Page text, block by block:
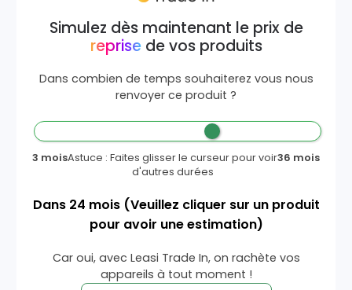
Simulez dès maintenant le prix de
reprisede vos produits
Dans combien de temps souhaiterez vous nous
renvoyer ce produit ?
3 moisAstuce : Faites glisser le curseur pour voir
d'autres durées
36 mois
Dans 24 mois (Veuillez cliquer sur un produit
pour avoir une estimation)
Car oui, avec Leasi Trade In, on rachète vos
appareils à tout moment !